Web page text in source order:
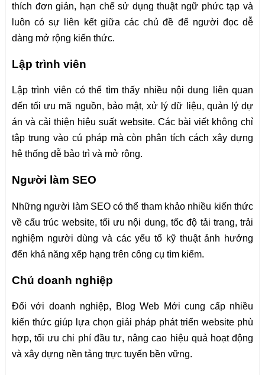
thích đơn giản, hạn chế sử dụng thuật ngữ phức tạp và
luôn có sự liên kết giữa các chủ đề để người đọc dễ
dàng mở rộng kiến thức.
Lập trình viên
Lập trình viên có thể tìm thấy nhiều nội dung liên quan
đến tối ưu mã nguồn, bảo mật, xử lý dữ liệu, quản lý dự
án và cải thiện hiệu suất website. Các bài viết không chỉ
tập trung vào cú pháp mà còn phân tích cách xây dựng
hệ thống dễ bảo trì và mở rộng.
Người làm SEO
Những người làm SEO có thể tham khảo nhiều kiến thức
về cấu trúc website, tối ưu nội dung, tốc độ tải trang, trải
nghiệm người dùng và các yếu tố kỹ thuật ảnh hưởng
đến khả năng xếp hạng trên công cụ tìm kiếm.
Chủ doanh nghiệp
Đối với doanh nghiệp, Blog Web Mới cung cấp nhiều
kiến thức giúp lựa chọn giải pháp phát triển website phù
hợp, tối ưu chi phí đầu tư, nâng cao hiệu quả hoạt động
và xây dựng nền tảng trực tuyến bền vững.